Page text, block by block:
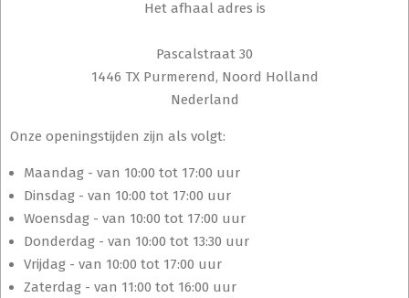
Het afhaal adres is
Pascalstraat 30
1446 TX Purmerend, Noord Holland
Nederland
Onze openingstijden zijn als volgt:
Maandag - van 10:00 tot 17:00 uur
Dinsdag - van 10:00 tot 17:00 uur
Woensdag - van 10:00 tot 17:00 uur
Donderdag - van 10:00 tot 13:30 uur
Vrijdag - van 10:00 tot 17:00 uur
Zaterdag - van 11:00 tot 16:00 uur